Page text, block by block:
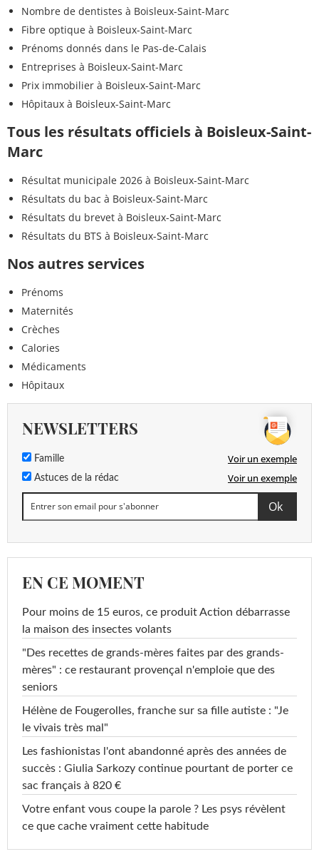
Nombre de dentistes à Boisleux-Saint-Marc
Fibre optique à Boisleux-Saint-Marc
Prénoms donnés dans le Pas-de-Calais
Entreprises à Boisleux-Saint-Marc
Prix immobilier à Boisleux-Saint-Marc
Hôpitaux à Boisleux-Saint-Marc
Tous les résultats officiels à Boisleux-Saint-
Marc
Résultat municipale 2026 à Boisleux-Saint-Marc
Résultats du bac à Boisleux-Saint-Marc
Résultats du brevet à Boisleux-Saint-Marc
Résultats du BTS à Boisleux-Saint-Marc
Nos autres services
Prénoms
Maternités
Crèches
Calories
Médicaments
Hôpitaux
NEWSLETTERS
Famille Voir un exemple
Astuces de la rédac Voir un exemple
EN CE MOMENT
Pour moins de 15 euros, ce produit Action débarrasse
la maison des insectes volants
"Des recettes de grands-mères faites par des grands-
mères" : ce restaurant provençal n'emploie que des
seniors
Hélène de Fougerolles, franche sur sa fille autiste : "Je
le vivais très mal"
Les fashionistas l'ont abandonné après des années de
succès : Giulia Sarkozy continue pourtant de porter ce
sac français à 820 €
Votre enfant vous coupe la parole ? Les psys révèlent
ce que cache vraiment cette habitude